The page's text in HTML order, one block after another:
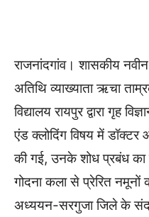
राजनांदगांव। शासकीय
अतिथि व्याख्याता ऋचा
विद्यालय रायपुर द्वारा गृह
एंड क्लोदिंग विषय में
की गई, उनके शोध प्रबंध का
गोदना कला से प्रेरित नमूनों
अध्ययन-सरगुजा जिले के